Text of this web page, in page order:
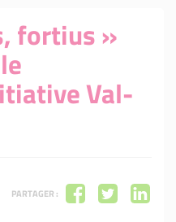
fortius »
Val-
PARTAGER :